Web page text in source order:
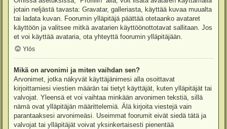
jotain neljästä tavasta: Gravatar, galleriasta, käyttää kuvaa muualta
tai ladata kuvan. Foorumin ylläpitäjä päättää otetaanko avataret
käyttöön ja valitsee mitkä avatarien käyttöönottotavat sallitaan. Jos
et voi käyttää avataria, ota yhteyttä foorumin ylläpitäjään.
Ylös
Mikä on arvonimi ja miten vaihdan sen?
Arvonimet, jotka näkyvät käyttäjänimesi alla osoittavat
kirjoittamiesi viestien määrän tai tietyt käyttäjät, kuten ylläpitäjät tai
valvojat. Yleensä et voi vaihtaa minkään arvonimen tekstiä, sillä
nämä ovat ylläpitäjän määrittelemiä. Älä kirjoita viestejä vain
parantaaksesi arvonimeäsi. Useimmat foorumit eivät siedä tätä ja
valvojat tai ylläpitäjät voivat yksinkertaisesti pienentää